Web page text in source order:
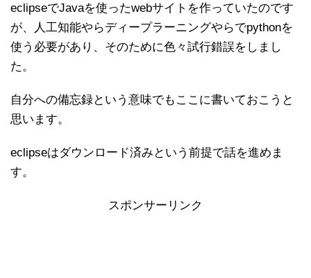
eclipseでJavaを使ったwebサイトを作っていたのです
が、人工知能やらディープラーニングやらでpythonを
使う必要があり、そのために色々試行錯誤をしまし
た。
自分への備忘録という意味でもここに書いておこうと
思います。
eclipseはダウンロード済みという前提で話を進めま
す。
スポンサーリンク